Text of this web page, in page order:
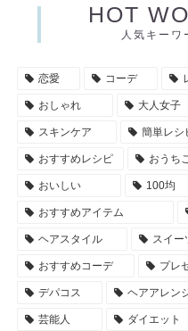
HOT
人気キーワ
恋愛 コーデ
おしゃれ 大人女子
スキンケア 簡単レシ
おすすめレシピ おうち
おいしい 100均
おすすめアイテム
ヘアスタイル スイー
おすすめコーデ プレ
デパコス ヘアアレン
芸能人 ダイエット